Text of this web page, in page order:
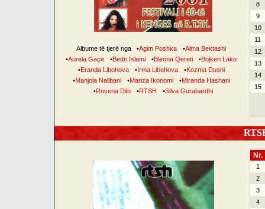
Albume të tjerë nga •Agim Poshka •Alma Bektashi
•Aurela Gaçe •Bedri Islami •Bleona Qereti •Bojken Lako
•Eranda Libohova •Irma Libohova •Kozma Dushi
•Manjola Nallbani •Mariza Ikonomi •Miranda Hashani
•Rovena Dilo •RTSH •Silva Gurabardhi
8
9
10
11
12
13
14
15
Nr.
1
2
3
4